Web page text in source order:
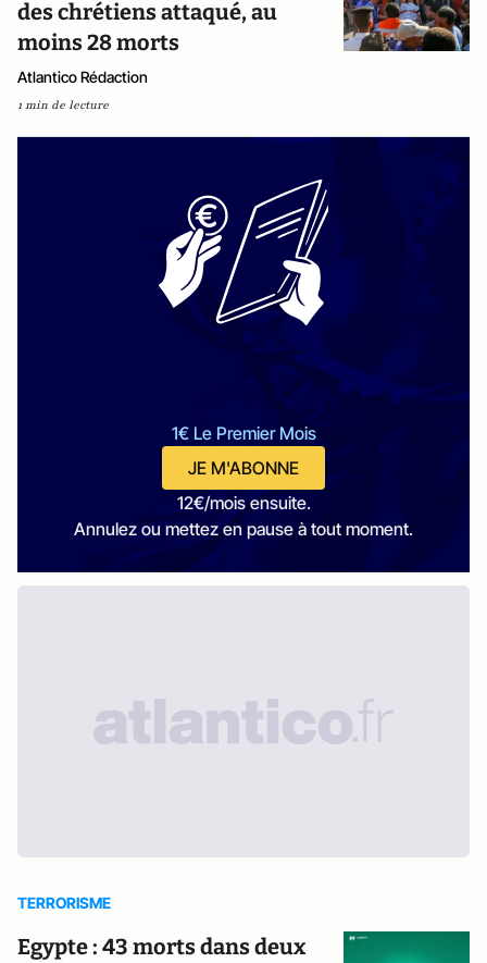
des chrétiens attaqué, au
moins 28 morts
Atlantico Rédaction
1 min de lecture
1€ Le Premier Mois
JE M'ABONNE
12€/mois ensuite.
Annulez ou mettez en pause à tout moment.
TERRORISME
Egypte : 43 morts dans deux